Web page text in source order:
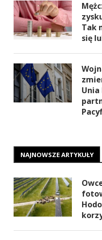
Tak
się
Unia
NAJNOWSZE ARTYKUŁY